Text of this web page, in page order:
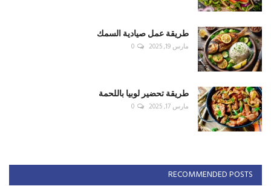
طريقة عمل صيادية السمك
مارس 19, 2025 0
طريقة تحضير لوبيا باللحمة
مارس 17, 2025 0
RECOMMENDED POSTS